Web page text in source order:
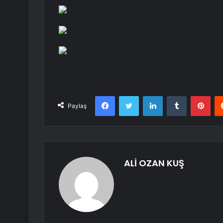
Paylaş
FacebookTwitter LinkedInTumblr
ALİ OZAN KUŞ